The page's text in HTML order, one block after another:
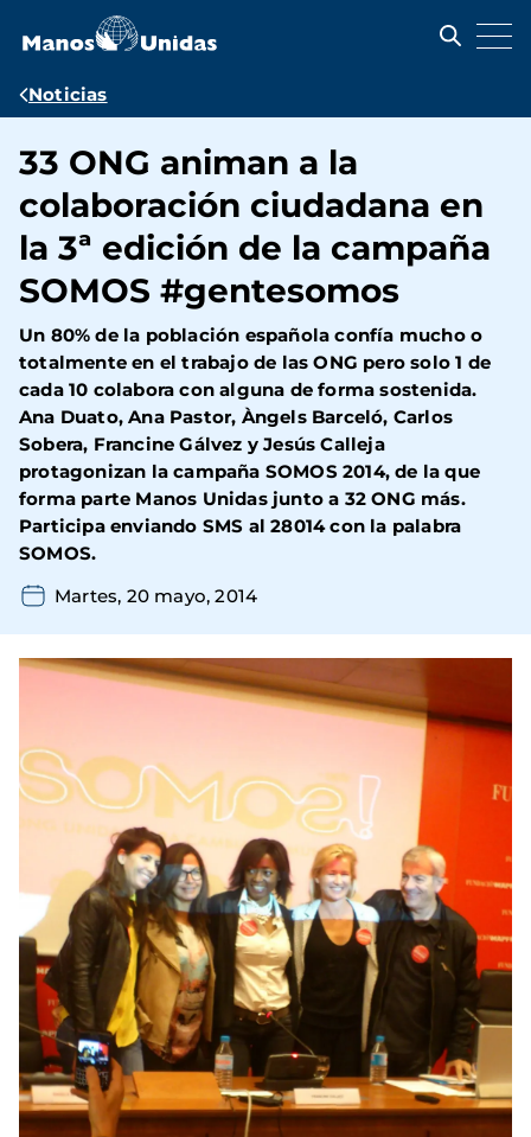
contenido
Ruta
navegación
Noticias
33 ONG animan a la
colaboración ciudadana en
la 3ª edición de la campaña
SOMOS #gentesomos
Un 80% de la población española confía mucho o
totalmente en el trabajo de las ONG pero solo 1 de
cada 10 colabora con alguna de forma sostenida.
Ana Duato, Ana Pastor, Àngels Barceló, Carlos
Sobera, Francine Gálvez y Jesús Calleja
protagonizan la campaña SOMOS 2014, de la que
forma parte Manos Unidas junto a 32 ONG más.
Participa enviando SMS al 28014 con la palabra
SOMOS.
Martes, 20 mayo, 2014